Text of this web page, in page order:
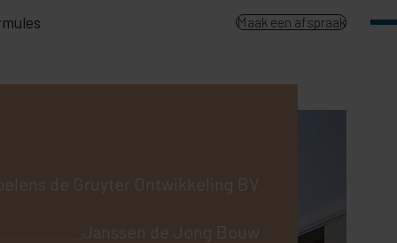
Maak een afspraak
de Gruyter Ontwikkeling BV
Janssen de Jong Bouw